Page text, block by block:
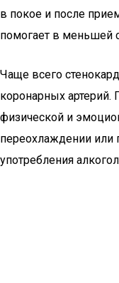
в покое и после
помогает в меньшей
Чаще всего
коронарных артерий.
физической и
переохлаждении или
употребления